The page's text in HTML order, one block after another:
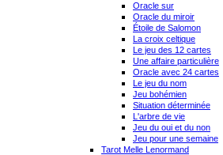
Oracle sur
Oracle du miroir
Étoile de Salomon
La croix celtique
Le jeu des 12 cartes
Une affaire particulière
Oracle avec 24 cartes
Le jeu du nom
Jeu bohémien
Situation déterminée
L'arbre de vie
Jeu du oui et du non
Jeu pour une semaine
Tarot Melle Lenormand